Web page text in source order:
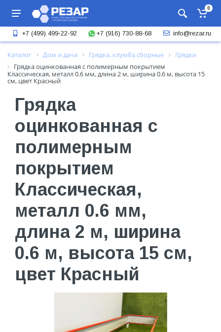
0
+7 (499) 499-22-92 +7 (916) 730-88-68 info@rezar.ru
Каталог Дом и дача Грядка, клумба сборные
Грядки
Грядка оцинкованная с полимерным покрытием
Классическая, металл 0.6 мм, длина 2 м, ширина 0.6 м, высота 15
см, цвет Красный
Грядка
оцинкованная с
полимерным
покрытием
Классическая,
металл 0.6 мм,
длина 2 м, ширина
0.6 м, высота 15 см,
цвет Красный